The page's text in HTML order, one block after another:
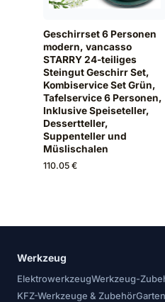
Geschirrset 6 Personen
modern, vancasso
STARRY 24-teiliges
Steingut Geschirr Set,
Kombiservice Set Grün,
Tafelservice 6 Personen,
Inklusive Speiseteller,
Dessertteller,
Suppenteller und
Müslischalen
110.05 €
Werkzeug
ElektrowerkzeugWerkzeug-
KFZ-Werkzeuge & Zubehör